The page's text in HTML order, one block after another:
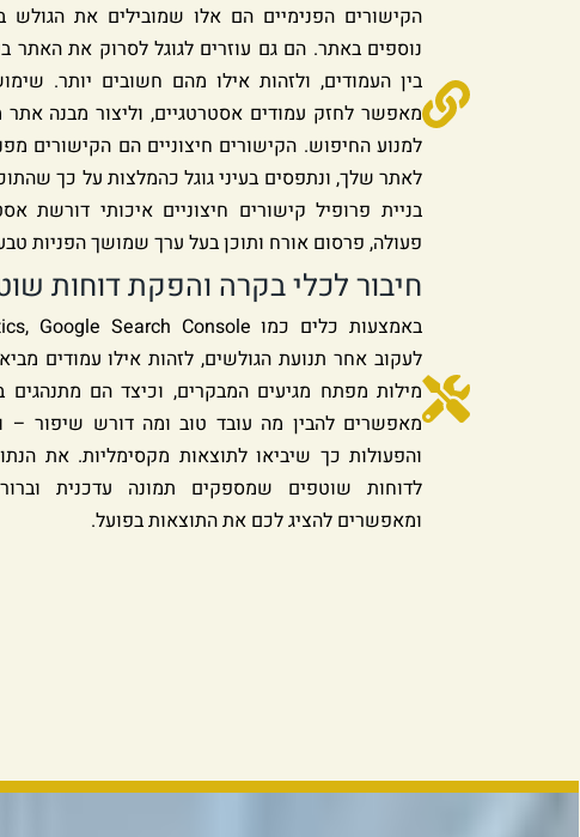
הקישורים הפנימיים הם אלו שמובילים את הגולש
נוספים באתר. הם גם עוזרים לגוגל לסרוק את האתר
בין העמודים, ולזהות אילו מהם חשובים יותר.
מאפשר לחזק עמודים אסטרטגיים, וליצור מבנה אתר
למנוע החיפוש. הקישורים חיצוניים הם הקישורים
לאתר שלך, ונתפסים בעיני גוגל כהמלצות על כך
בניית פרופיל קישורים חיצוניים איכותי דורשת
פעולה, פרסום אורח ותוכן בעל ערך שמושך הפניות
חיבור לכלי בקרה והפקת דוחות
לעקוב אחר תנועת הגולשים, לזהות אילו עמודים
מילות מפתח מגיעים המבקרים, וכיצד הם מתנהגים
מאפשרים להבין מה עובד טוב ומה דורש שיפור –
והפעולות כך שיביאו לתוצאות מקסימליות. את
לדוחות שוטפים שמספקים תמונה עדכנית
ומאפשרים להציג לכם את התוצאות בפועל.